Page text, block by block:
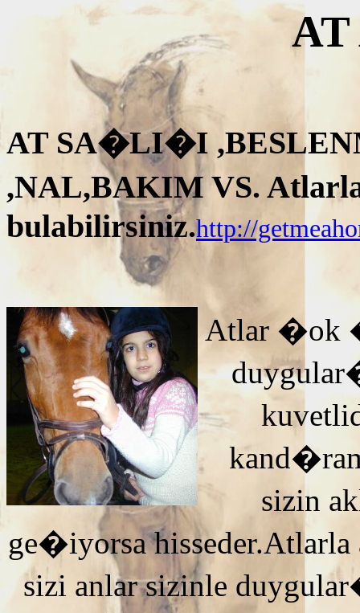
AT SA�LI�I
,NAL,BAKIM VS.
bulabilirsiniz.http://
Atlar �ok
sizin
ge�iyorsa
sizi anlar sizinle